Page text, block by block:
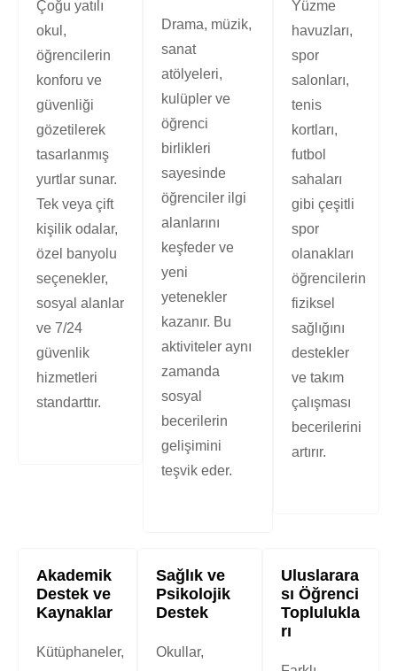
Çoğu yatılı
okul,
öğrencilerin
konforu ve
güvenliği
gözetilerek
tasarlanmış
yurtlar sunar.
Tek veya çift
kişilik odalar,
özel banyolu
seçenekler,
sosyal alanlar
ve 7/24
güvenlik
hizmetleri
standarttır.
Drama, müzik,
sanat
atölyeleri,
kulüpler ve
öğrenci
birlikleri
sayesinde
öğrenciler ilgi
alanlarını
keşfeder ve
yeni
yetenekler
kazanır. Bu
aktiviteler aynı
zamanda
sosyal
becerilerin
gelişimini
teşvik eder.
Yüzme
havuzları,
spor
salonları,
tenis
kortları,
futbol
sahaları
gibi çeşitli
spor
olanakları
öğrencilerin
fiziksel
sağlığını
destekler
ve takım
çalışması
becerilerini
artırır.
Akademik
Destek ve
Kaynaklar
Kütüphaneler,
Sağlık ve
Psikolojik
Destek
Okullar,
Uluslarara
sı Öğrenci
Toplulukla
rı